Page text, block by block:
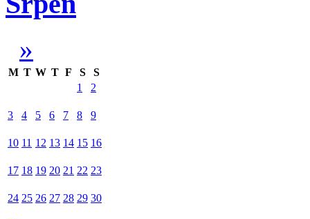
»
M T W T F S
S
1
2
3 4 5 6 7 8 9
10 11 12 13 14 15 16
17 18 19 20 21 22 23
24 25 26 27 28 29 30